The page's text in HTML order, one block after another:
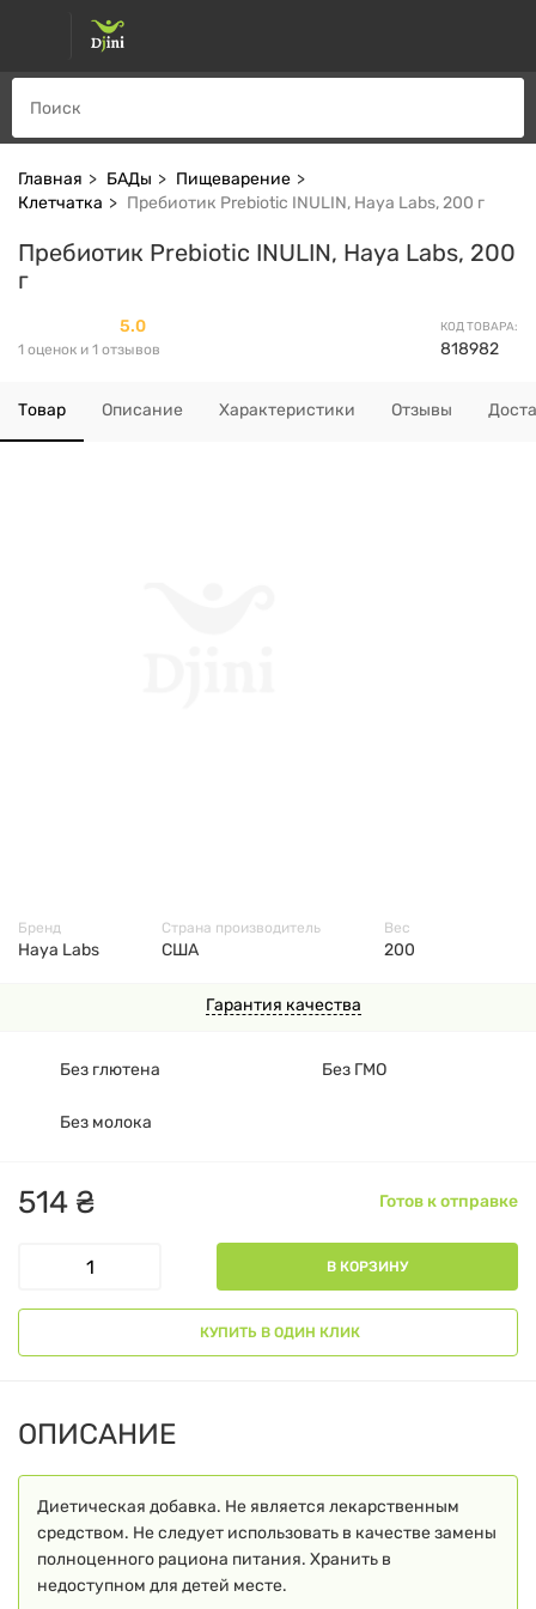
Главная БАДы
Пищеварение
Клетчатка
Пребиотик Prebiotic INULIN, Haya Labs, 200 г
Пребиотик Prebiotic INULIN, Haya Labs, 200
г
КОД ТОВАРА:
818982
5.0
1 оценок и 1 отзывов
Товар Описание Характеристики Отзывы
Гарантия качества
514 ₴ Готов к отправке
В КОРЗИНУ
КУПИТЬ В ОДИН КЛИК
Без глютена Без ГМО
Без молока
Бренд
Haya Labs
Страна производитель
США
Вес
200
ОПИСАНИЕ
Диетическая добавка. Не является лекарственным
средством. Не следует использовать в качестве замены
полноценного рациона питания. Хранить в
недоступном для детей месте.